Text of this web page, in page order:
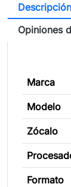
Descripción
Opiniones
Marca
Modelo
Zócalo
Formato